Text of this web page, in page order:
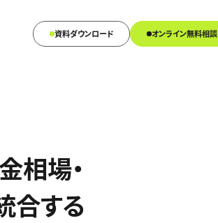
資料ダウンロード オンライン無料相談
相場・
合する